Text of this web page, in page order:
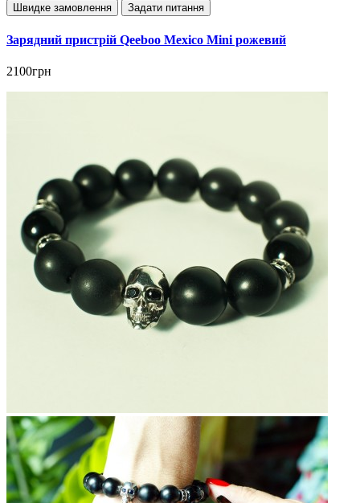
Швидке замовлення
Задати питання
Зарядний пристрій Qeeboo Mexico Mini рожевий
2100грн